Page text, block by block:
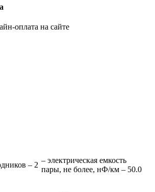
оплата на сайте
– 2
– электрическая емкость
пары, не более, нФ/км – 50.0